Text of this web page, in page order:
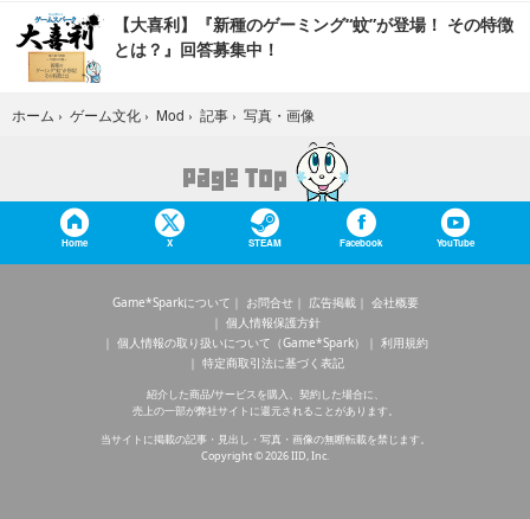
【大喜利】『新種のゲーミング“蚊”が登場！ その特徴
とは？』回答募集中！
ホーム › ゲーム文化 › Mod › 記事 › 写真・画像
Home X STEAM Facebook YouTube
Game*Sparkについて お問合せ 広告掲載
会社概要
個人情報保護方針
個人情報の取り扱いについて（Game*Spark）
利用規約
特定商取引法に基づく表記
紹介した商品/サービスを購入、契約した場合に、
売上の一部が弊社サイトに還元されることがあります。
当サイトに掲載の記事・見出し・写真・画像の無断転載を禁じます。
Copyright © 2026 IID, Inc.